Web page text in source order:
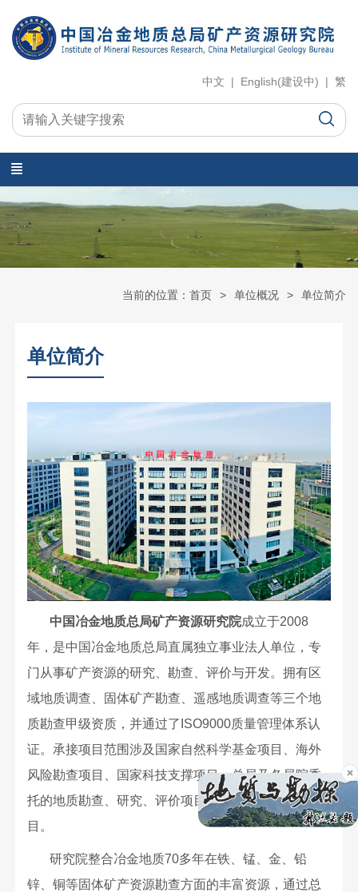
中文 | English(建设中) | 繁
当前的位置：首页 单位概况 单位简介
单位简介
中国冶金地质总局矿产资源研究院成立于2008
年，是中国冶金地质总局直属独立事业法人单位，专
门从事矿产资源的研究、勘查、评价与开发。拥有区
域地质调查、固体矿产勘查、遥感地质调查等三个地
质勘查甲级资质，并通过了ISO9000质量管理体系认
证。承接项目范围涉及国家自然科学基金项目、海外
风险勘查项目、国家科技支撑项目、总局及各局院委
托的地质勘查、研究、评价项目和社会横向地质项
目。
研究院整合冶金地质70多年在铁、锰、金、铅
锌、铜等固体矿产资源勘查方面的丰富资源，通过总